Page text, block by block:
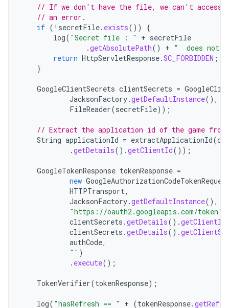
// If we don't have the file, we can't access
// an error.
if ( ! secretFile. exists())
{
log( "Secret file : " + secretFile
.getAbsolutePath() + "  does not
return HttpServletResponse.SC_FORBIDDEN ;
}
GoogleClientSecrets clientSecrets =
JacksonFactory.getDefaultInstance(),
FileReader(secretFile));
// Extract the application id of the game
String applicationId = extractApplicationId(
.getDetails().getClientId());
GoogleTokenResponse tokenResponse =
new
HTTPTransport,
JacksonFactory.getDefaultInstance(),
"https://oauth2.googleapis.com/token"
clientSecrets .getDetails().getClientId
clientSecrets .getDetails().
authCode,
"" )
. execute();
TokenVerifier(tokenResponse);
log( "hasRefresh == " + (tokenResponse.